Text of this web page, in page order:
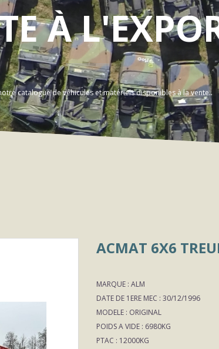
À
catalogue de véhicules et matériels disponibles à la vente..
ACMAT 6X6
MARQUE : ALM
DATE DE 1ERE MEC : 30/12/1996
MODELE : ORIGINAL
POIDS A VIDE : 6980KG
PTAC : 12000KG